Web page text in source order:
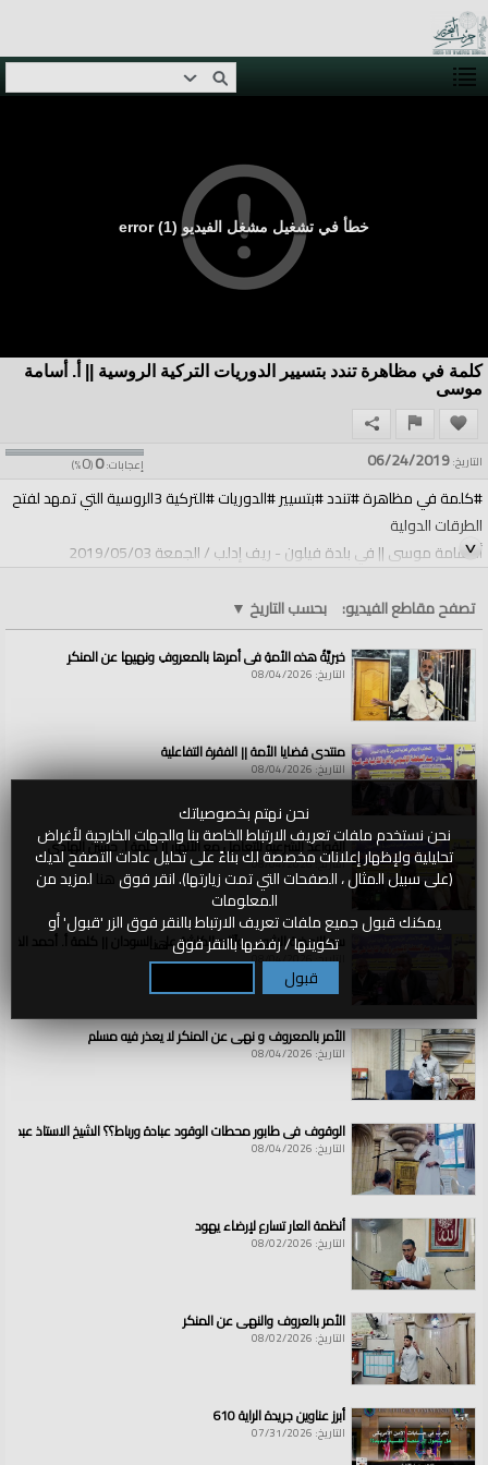
نحن نهتم بخصوصياتك
نحن نستخدم ملفات تعريف الارتباط الخاصة بنا والجهات الخارجية لأغراض
تحليلية ولإظهار إعلانات مخصصة لك بناءً على تحليل عادات التصفح لديك
(على سبيل المثال ، الصفحات التي تمت زيارتها). انقر فوق لمزيد من
المعلومات
يمكنك قبول جميع ملفات تعريف الارتباط بالنقر فوق الزر 'قبول' أو
تكوينها / رفضها بالنقر فوق
قبول
خطأ في تشغيل مشغل الفيديو (1) error
كلمة في مظاهرة تندد بتسيير الدوريات التركية الروسية || أ. أسامة
موسى
إعجابات:0
(
0
%) التاريخ:06/24/2019
#كلمة في مظاهرة #تندد #بتسيير #الدوريات #التركية 3الروسية التي تمهد لفتح
الطرقات الدولية
أ. أسامة موسى || في بلدة فيلون - ريف إدلب / الجمعة 2019/05/03
الفئات:
الولايات والمناطق»سوريا
قنوات:
الولايات والمناطق
العلامات: كلمة|في|
أسامة|موسى
تصفح مقاطع الفيديو: بحسب التاريخ ▼
خيريَّةُ هذه الأمةِ في أمرِها بالمعروفِ ونهيِها عن المنكرِ
التاريخ: 08/04/2026
منتدى قضايا الأمة || الفقرة التفاعلية
التاريخ: 08/04/2026
القواعد الشرعية للتعامل مع الأنهار || كلمة أ. حسين الهادي
التاريخ: 08/04/2026
سد النهضة الاثيوبي وآثاره الكارثية على السودان || كلمة أ. أحمد
التاريخ: 08/04/2026
الأمر بالمعروف و نهي عن المنكر لا يعذر فيه مسلم
التاريخ: 08/04/2026
الوقوف في طابور محطات الوقود عبادة ورباط؟؟ الشيخ الاستاذ عبد
التاريخ: 08/04/2026
أنظمة العار تسارع لإرضاء يهود
التاريخ: 08/02/2026
الأمر بالعروف والنهي عن المنكر
التاريخ: 08/02/2026
أبرز عناوين جريدة الراية 610
التاريخ: 07/31/2026